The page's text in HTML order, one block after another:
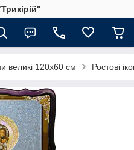
великі 120х60 см Ростові